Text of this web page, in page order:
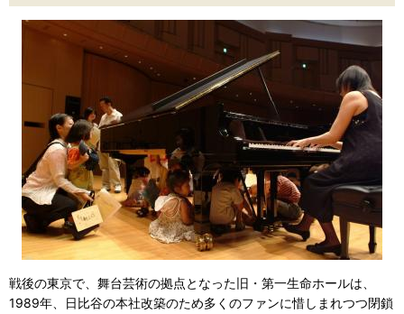
戦後の東京で、舞台芸術の拠点となった旧・第一生命ホールは、
1989年、日比谷の本社改築のため多くのファンに惜しまれつつ閉鎖